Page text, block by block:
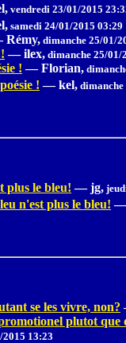
vendredi 23/01/2015
samedi 24/01/2015 03:29
Rémy, dimanche 25/01/
— ilex, dimanche 25/01/
! — Florian,
! — kel,
plus le bleu! — jg,
n'est plus le bleu! —
se les vivre, non?
plutot
13:23